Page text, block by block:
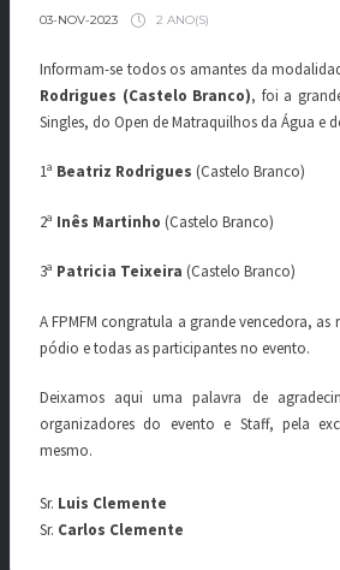
03-NOV-2023 2 ANO(S)
Informam-se todos os amantes da
Rodrigues (Castelo Branco), foi a
Singles, do Open de Matraquilhos da Água e
1ª Beatriz Rodrigues (Castelo Branco)
2ª Inês Martinho (Castelo Branco)
3ª Patricia Teixeira (Castelo Branco)
A FPMFM congratula a grande vencedora, as
pódio e todas as participantes no evento.
Deixamos aqui uma palavra de
organizadores do evento e Staff, pela
mesmo.
Sr. Luis Clemente
Sr. Carlos Clemente